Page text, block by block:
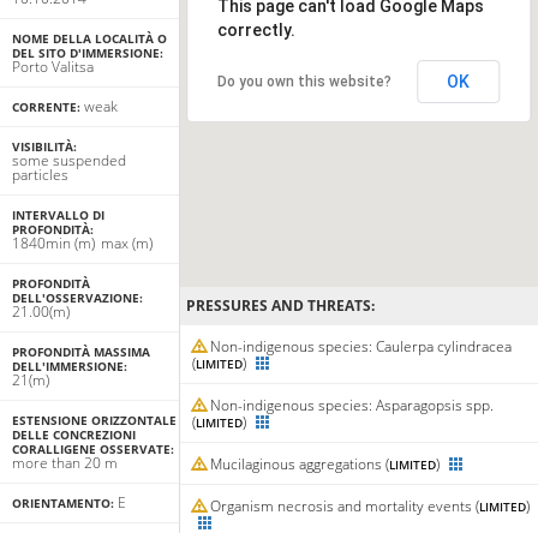
NOME DELLA LOCALITÀ O
DEL SITO D'IMMERSIONE:
Porto Valitsa
CORRENTE: weak
VISIBILITÀ:
some suspended
particles
INTERVALLO DI
PROFONDITÀ:
min
18 (m) max
40 (m)
PROFONDITÀ
DELL'OSSERVAZIONE:
21.00(m)
PROFONDITÀ MASSIMA
DELL'IMMERSIONE:
21(m)
ESTENSIONE ORIZZONTALE
DELLE CONCREZIONI
CORALLIGENE OSSERVATE:
more than 20 m
ORIENTAMENTO: E
This page can't load Google Maps
correctly.
Do you own this website? OK
PRESSURES AND THREATS:
Non-indigenous species: Caulerpa cylindracea
(LIMITED)
Non-indigenous species: Asparagopsis spp.
(LIMITED)
Mucilaginous aggregations (LIMITED)
Organism necrosis and mortality events (LIMITED)